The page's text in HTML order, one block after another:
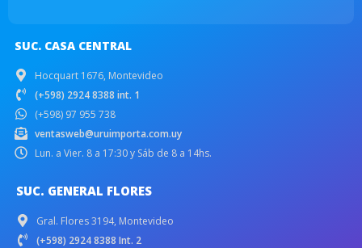
SUC. CASA CENTRAL
Hocquart 1676, Montevideo
(+598) 2924 8388 int. 1
(+598) 97 955 738
ventasweb@uruimporta.com.uy
Lun. a Vier. 8 a 17:30 y Sáb de 8 a 14hs.
SUC. GENERAL FLORES
Gral. Flores 3194, Montevideo
(+598) 2924 8388 Int. 2